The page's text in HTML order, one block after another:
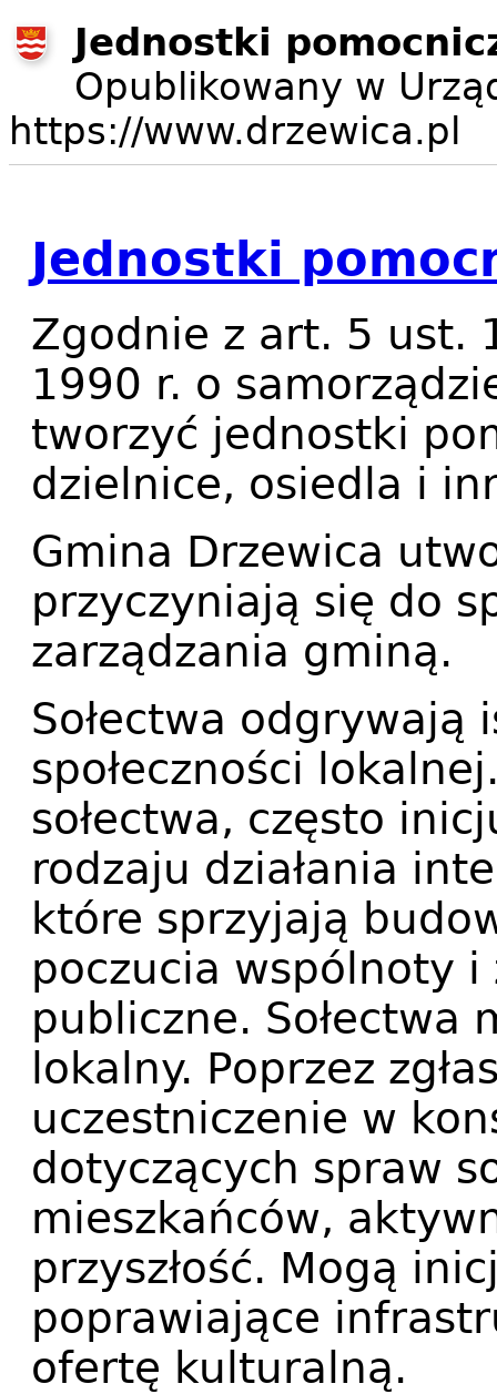
Jednostki
Opublikowany w
https://www.drzewica.pl
Jednostki
Zgodnie z art. 5 ust.
1990 r. o
tworzyć jednostki
dzielnice, osiedla i
Gmina Drzewica
przyczyniają się do
zarządzania gminą.
Sołectwa
społeczności
sołectwa, często
rodzaju działania
które sprzyjają
poczucia wspólnoty
publiczne. Sołectwa
lokalny. Poprzez
uczestniczenie w
dotyczących spraw
mieszkańców,
przyszłość. Mogą
poprawiające
ofertę kulturalną.